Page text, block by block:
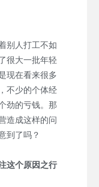
别人打工不如
很大一批年轻
现在看来很多
不少的个体经
劲的亏钱。那
造成这样的问
到了吗？
这个原因之行